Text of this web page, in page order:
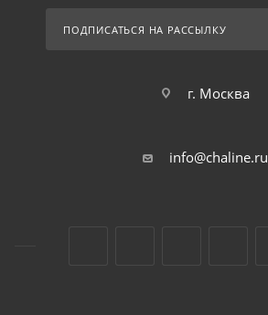
ПОДПИСАТЬСЯ НА РАССЫЛКУ
г. Москва
info@chaline.ru